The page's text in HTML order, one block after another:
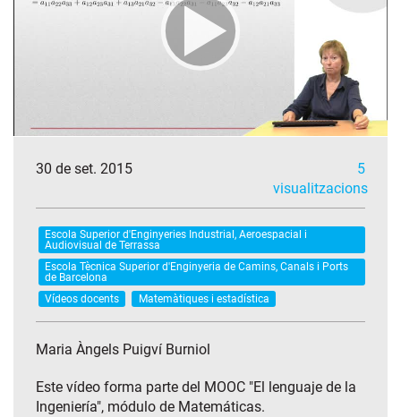
30 de set. 2015
5
visualitzacions
Escola Superior d'Enginyeries Industrial, Aeroespacial i
Audiovisual de Terrassa
Escola Tècnica Superior d'Enginyeria de Camins, Canals i Ports
de Barcelona
Vídeos docents
Matemàtiques i estadística
Maria Àngels Puigví Burniol
Este vídeo forma parte del MOOC "El lenguaje de la
Ingeniería", módulo de Matemáticas.